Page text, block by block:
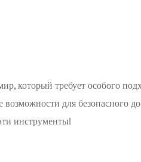
который требует особого
возможности для безопасного
инструменты!